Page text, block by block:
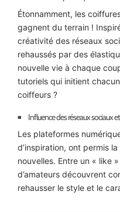
Étonnamment, les
gagnent du terrain !
créativité des réseaux
rehaussés par des
nouvelle vie à chaque
tutoriels qui initient
coiffeurs ?
Influence des réseaux sociaux
Les plateformes
d’inspiration, ont permis
nouvelles. Entre un « like
d’amateurs découvrent
rehausser le style et le